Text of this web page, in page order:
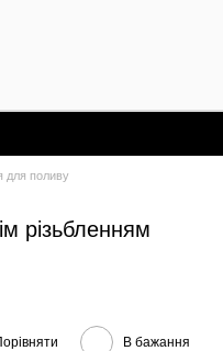
для поливу
різьбленням
В бажання